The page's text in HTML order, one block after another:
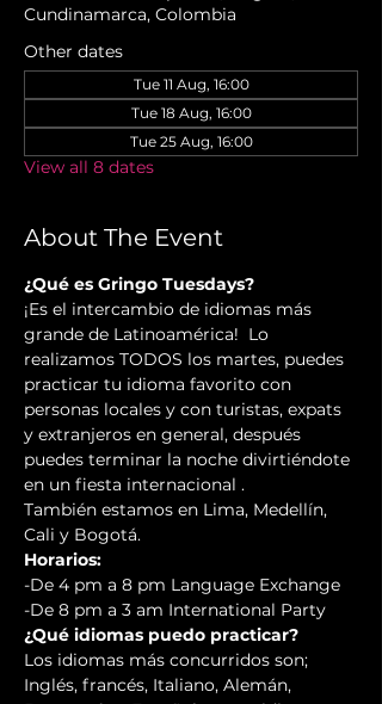
Cundinamarca, Colombia
Other dates
Tue 11 Aug, 16:00
Tue 18 Aug, 16:00
Tue 25 Aug, 16:00
View all 8 dates
About The Event
¿Qué es Gringo Tuesdays?
¡Es el intercambio de idiomas más
grande de Latinoamérica!  Lo
realizamos TODOS los martes, puedes
practicar tu idioma favorito con
personas locales y con turistas, expats
y extranjeros en general, después
puedes terminar la noche divirtiéndote
en un fiesta internacional .
También estamos en Lima, Medellín,
Cali y Bogotá.
Horarios:
-De 4 pm a 8 pm Language Exchange
-De 8 pm a 3 am International Party
¿Qué idiomas puedo practicar?
Los idiomas más concurridos son;
Inglés, francés, Italiano, Alemán,